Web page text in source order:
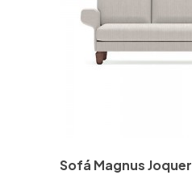
Sofá Magnus Joquer